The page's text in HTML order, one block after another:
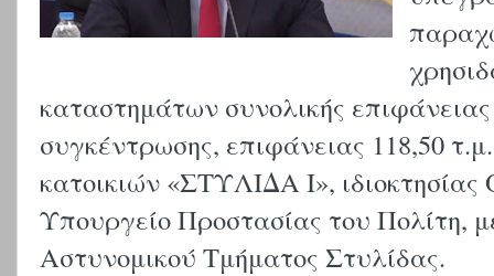
καταστημάτων συνολικής
συγκέντρωσης, επιφάνειας 118,50
κατοικιών «ΣΤΥΛΙΔΑ Ι»,
Υπουργείο Προστασίας του Πολίτη,
Αστυνομικού Τμήματος Στυλίδας.